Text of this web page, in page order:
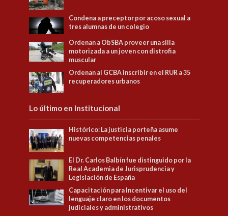
Condena a preceptor por acoso sexual a
tres alumnas de un colegio
Ordenan a ObSBA proveer una silla
motorizada a un joven con distrofia
muscular
Ordenan al GCBA inscribir en el RUR a 35
recuperadores urbanos
Lo último en Institucional
Histórico: La justicia porteña asume
nuevas competencias penales
El Dr. Carlos Balbín fue distinguido por la
Real Academia de Jurisprudencia y
Legislación de España
Capacitación para Incentivar el uso del
lenguaje claro en los documentos
judiciales y administrativos